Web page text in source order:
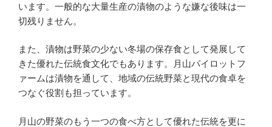
います。一般的な大量生産の漬物のような嫌な後味は一
切残りません。
また、漬物は野菜の少ない冬場の保存食として発展して
きた優れた伝統食文化でもあります。月山パイロットフ
ァームは漬物を通して、地域の伝統野菜と現代の食卓を
つなぐ役割も担っています。
月山の野菜のもう一つの食べ方として優れた伝統を更に